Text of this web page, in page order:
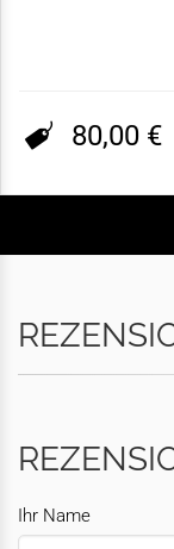
80,00 €
Ihr Name